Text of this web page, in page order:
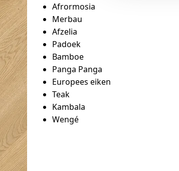
Afrormosia
Merbau
Afzelia
Padoek
Bamboe
Panga Panga
Europees eiken
Teak
Kambala
Wengé